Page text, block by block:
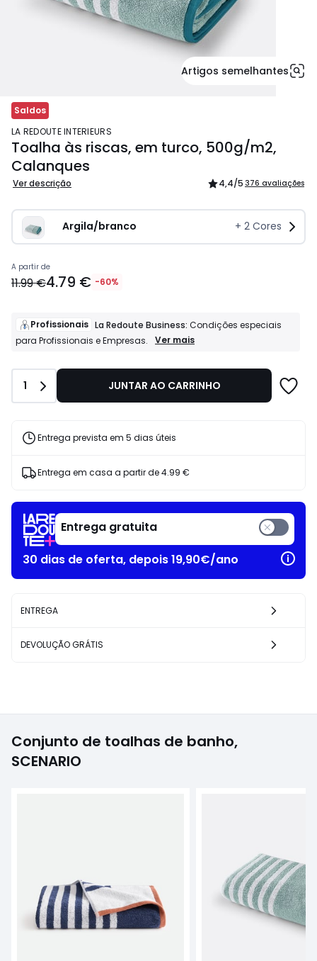
Artigos semelhantes
Saldos
LA REDOUTE INTERIEURS
Toalha às riscas, em turco, 500g/m2,
Calanques
Ver descrição 4,4/5 376 avaliações
Argila/branco + 2 Cores
5.99
€
de
11.99
50%
desconto
A partir de
11.99 €4.79 € -60%
Profissionais La Redoute Business: Condições especiais
para Profissionais e Empresas.
Profissionais
Condições
e
Ver mais
Quantidade
1 JUNTAR AO CARRINHO
Entrega prevista em 5 dias úteis
Entrega em casa a partir de4.99 €
Entrega gratuita
30 dias de oferta, depois 19,90€/ano
ENTREGA
DEVOLUÇÃO GRÁTIS
Conjunto de toalhas de banho,
SCENARIO